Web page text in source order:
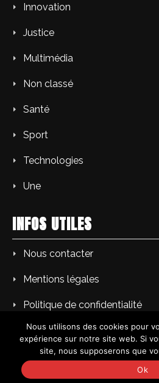
Innovation
Justice
Multimédia
Non classé
Santé
Sport
Technologies
Une
INFOS UTILES
Nous contacter
Mentions légales
Politique de confidentialité
Copyright © AM L'Echo du soir |
Nous utilisons des cookies pour
expérience sur notre site web. Si
site, nous supposerons que
Ok